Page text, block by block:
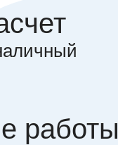
работы